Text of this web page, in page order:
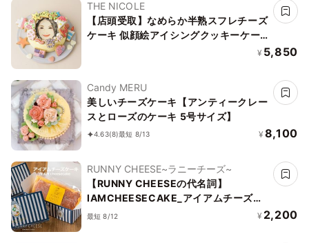
THE NICOLE
【店頭受取】なめらか半熟スフレチーズ
ケーキ 似顔絵アイシングクッキーケー
¥ 5,850
Candy MERU
美しいチーズケーキ【アンティークレー
スとローズのケーキ 5号サイズ】
4.63(8)最短 8/13 ¥ 8,100
RUNNY CHEESE~ラニーチーズ~
【RUNNY CHEESEの代名詞】
IAMCHEESECAKE_アイアムチーズケ
ーキ ベイクドチーズケーキ 15cm
最短 8/12 ¥ 2,200